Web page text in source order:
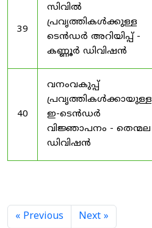
39
സിവിൽ
പ്രവൃത്തികൾക്കുള്ള
ടെൻഡർ അറിയിപ്പ് -
കണ്ണൂർ ഡിവിഷൻ
40
വനംവകുപ്പ്
പ്രവൃത്തികൾക്കായുള്ള
ഇ-ടെൻഡർ
വിജ്ഞാപനം - തെന്മല
ഡിവിഷൻ
« Previous Next »